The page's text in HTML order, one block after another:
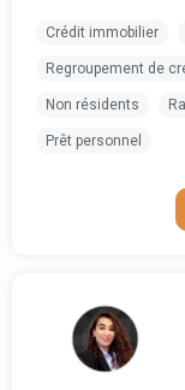
Crédit immobilier
Regroupement de
Non résidents
Prêt personnel